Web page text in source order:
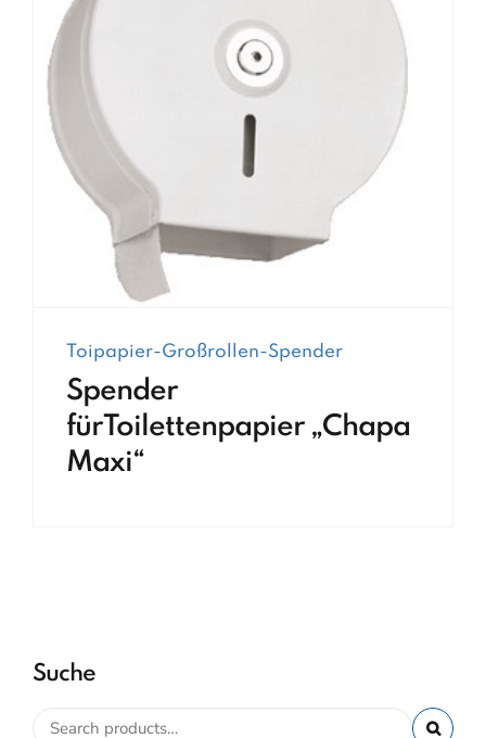
Toipapier-Großrollen-Spender
Spender
fürToilettenpapier „Chapa
Maxi“
Suche